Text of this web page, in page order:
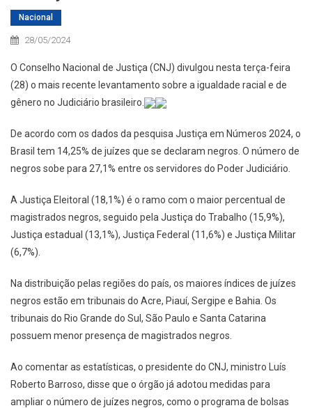
Nacional
28/05/2024
O Conselho Nacional de Justiça (CNJ) divulgou nesta terça-feira
(28) o mais recente levantamento sobre a igualdade racial e de
gênero no Judiciário brasileiro.
De acordo com os dados da pesquisa Justiça em Números 2024, o
Brasil tem 14,25% de juízes que se declaram negros. O número de
negros sobe para 27,1% entre os servidores do Poder Judiciário.
A Justiça Eleitoral (18,1%) é o ramo com o maior percentual de
magistrados negros, seguido pela Justiça do Trabalho (15,9%),
Justiça estadual (13,1%), Justiça Federal (11,6%) e Justiça Militar
(6,7%).
Na distribuição pelas regiões do país, os maiores índices de juízes
negros estão em tribunais do Acre, Piauí, Sergipe e Bahia. Os
tribunais do Rio Grande do Sul, São Paulo e Santa Catarina
possuem menor presença de magistrados negros.
Ao comentar as estatísticas, o presidente do CNJ, ministro Luís
Roberto Barroso, disse que o órgão já adotou medidas para
ampliar o número de juízes negros, como o programa de bolsas